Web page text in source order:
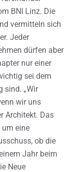
BNI Linz. Die
vermitteln sich
Jeder
dürfen aber
nur einer
sei dem
sind. „Wir
wir uns
Architekt. Das
eine
ob die
Jahr beim
Neue